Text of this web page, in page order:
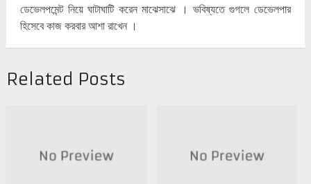
ডেভেলপমেন্ট নিয়ে ঘাটাঘাটি করেন মাঝেসাঝে । ভবিষ্যতে গুগলে ডেভেলপার
হিসেবে কাজ করবার আশা রাখেন ।
Related Posts